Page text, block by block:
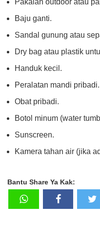
Baju ganti.
Sandal gunung atau
Dry bag atau plastik
Handuk kecil.
Peralatan mandi pribadi.
Obat pribadi.
Botol minum (water
Sunscreen.
Kamera tahan air (jika
Bantu Share Ya Kak: